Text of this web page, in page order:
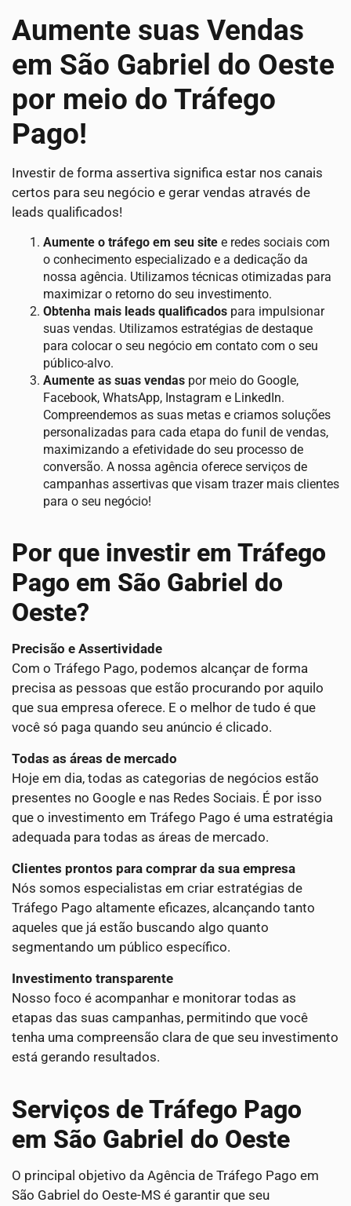
Aumente suas Vendas
em São Gabriel do Oeste
por meio do Tráfego
Pago!
Investir de forma assertiva significa estar nos canais
certos para seu negócio e gerar vendas através de
leads qualificados!
Aumente o tráfego em seu site e redes sociais com
o conhecimento especializado e a dedicação da
nossa agência. Utilizamos técnicas otimizadas para
maximizar o retorno do seu investimento.
Obtenha mais leads qualificados para impulsionar
suas vendas. Utilizamos estratégias de destaque
para colocar o seu negócio em contato com o seu
público-alvo.
Aumente as suas vendas por meio do Google,
Facebook, WhatsApp, Instagram e LinkedIn.
Compreendemos as suas metas e criamos soluções
personalizadas para cada etapa do funil de vendas,
maximizando a efetividade do seu processo de
conversão. A nossa agência oferece serviços de
campanhas assertivas que visam trazer mais clientes
para o seu negócio!
Por que investir em Tráfego
Pago em São Gabriel do
Oeste?
Precisão e Assertividade
Com o Tráfego Pago, podemos alcançar de forma
precisa as pessoas que estão procurando por aquilo
que sua empresa oferece. E o melhor de tudo é que
você só paga quando seu anúncio é clicado.
Todas as áreas de mercado
Hoje em dia, todas as categorias de negócios estão
presentes no Google e nas Redes Sociais. É por isso
que o investimento em Tráfego Pago é uma estratégia
adequada para todas as áreas de mercado.
Clientes prontos para comprar da sua empresa
Nós somos especialistas em criar estratégias de
Tráfego Pago altamente eficazes, alcançando tanto
aqueles que já estão buscando algo quanto
segmentando um público específico.
Investimento transparente
Nosso foco é acompanhar e monitorar todas as
etapas das suas campanhas, permitindo que você
tenha uma compreensão clara de que seu investimento
está gerando resultados.
Serviços de Tráfego Pago
em São Gabriel do Oeste
O principal objetivo da Agência de Tráfego Pago em
São Gabriel do Oeste-MS é garantir que seu